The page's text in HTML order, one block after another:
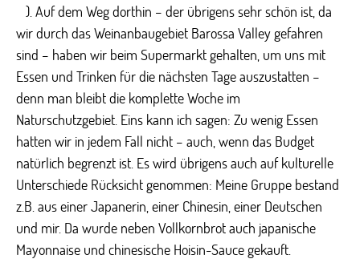
). Auf dem Weg dorthin – der übrigens sehr schön ist, da
wir durch das Weinanbaugebiet Barossa Valley gefahren
sind – haben wir beim Supermarkt gehalten, um uns mit
Essen und Trinken für die nächsten Tage auszustatten –
denn man bleibt die komplette Woche im
Naturschutzgebiet. Eins kann ich sagen: Zu wenig Essen
hatten wir in jedem Fall nicht – auch, wenn das Budget
natürlich begrenzt ist. Es wird übrigens auch auf kulturelle
Unterschiede Rücksicht genommen: Meine Gruppe bestand
z.B. aus einer Japanerin, einer Chinesin, einer Deutschen
und mir. Da wurde neben Vollkornbrot auch japanische
Mayonnaise und chinesische Hoisin-Sauce gekauft.